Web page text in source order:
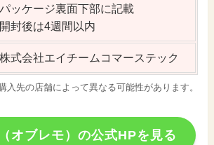
パッケージ裏面下部に記載
開封後は4週間以内
株式会社エイチームコマーステック
入先の店舗によって異なる可能性があります。
オブレモ）の公式HPを見る